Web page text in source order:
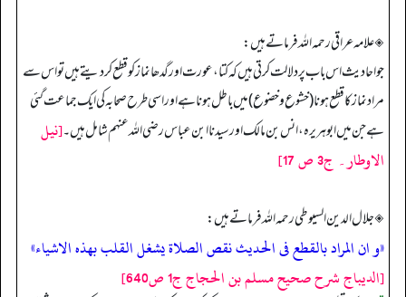
◈ علامہ عراقی رحمہ اللہ فرماتے ہیں:
جو احادیث اس باب پر دلالت کرتی ہیں کہ کتا، عورت اور گدھا نماز کو قطع کر دیتے ہیں تو اس سے
مراد نماز کا قطع ہونا (خشوع و خضوع) میں باطل ہونا ہے اور اسی طرح صحابہ کی ایک جماعت گئی
ہے جن میں ابوہریرہ، انس بن مالک اور سیدنا ابن عباس رضی اللہ عنہم شامل ہیں۔[نيل
الاوطار۔ ج3 ص 17]
◈ جلال الدین السیوطی رحمہ اللہ فرماتے ہیں:
«و ان المراد بالقطع فى الحديث نقص الصلاة يشغل القلب بهذه الاشياء»
[الديباج شرح صحيح مسلم بن الحجاج ج1 ص640]